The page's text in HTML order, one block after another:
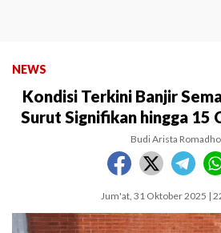
NEWS
Kondisi Terkini Banjir
Surut Signifikan hingga 15
Budi Arista
Jum'at, 31 Oktober 2025 |